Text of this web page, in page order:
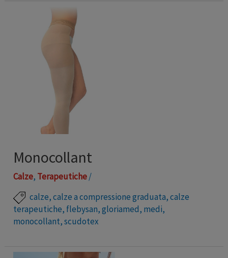
Monocollant
Calze, Terapeutiche/
calze,calze a compressione graduata,calze
terapeutiche, flebysan,gloriamed, medi,
monocollant,scudotex